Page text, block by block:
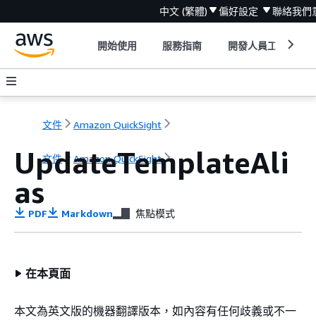
中文 (繁體) 偏好設定 聯絡我們
開始使用 服務指南 開發人員工具
文件 Amazon QuickSight
文件 Amazon QuickSight
UpdateTemplateAli
as
PDF Markdown 焦點模式
在本頁面
本文為英文版的機器翻譯版本，如內容有任何歧義或不一